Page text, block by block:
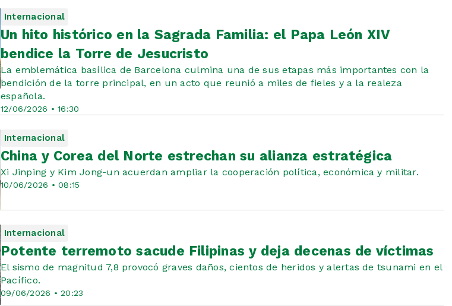
Internacional
12/06/2026 • 16:30
Un hito histórico en la Sagrada Familia: el Papa León XIV
bendice la Torre de Jesucristo
La emblemática basílica de Barcelona culmina una de sus etapas más importantes con la
bendición de la torre principal, en un acto que reunió a miles de fieles y a la realeza
española.
Internacional
10/06/2026 • 08:15
China y Corea del Norte estrechan su alianza estratégica
Xi Jinping y Kim Jong-un acuerdan ampliar la cooperación política, económica y militar.
Internacional
09/06/2026 • 20:23
Potente terremoto sacude Filipinas y deja decenas de víctimas
El sismo de magnitud 7,8 provocó graves daños, cientos de heridos y alertas de tsunami en el
Pacífico.